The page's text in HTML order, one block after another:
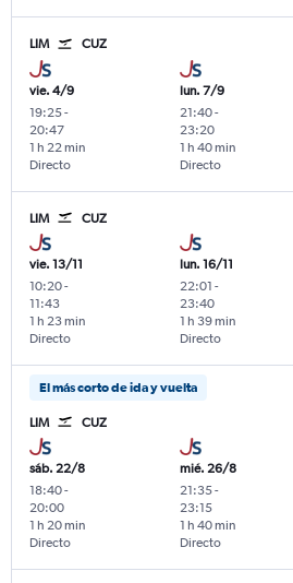
LIM CUZ
vie. 4/9
19:25-
20:47
Directo
1 h 22 min
lun. 7/9
21:40-
23:20
Directo
1 h 40 min
LIM CUZ
vie. 13/11
10:20-
11:43
Directo
1 h 23 min
lun. 16/11
22:01 -
23:40
Directo
1 h 39 min
El más corto de ida y vuelta
LIM CUZ
sáb. 22/8
18:40-
20:00
Directo
1 h 20 min
mié. 26/8
21:35-
23:15
Directo
1 h 40 min